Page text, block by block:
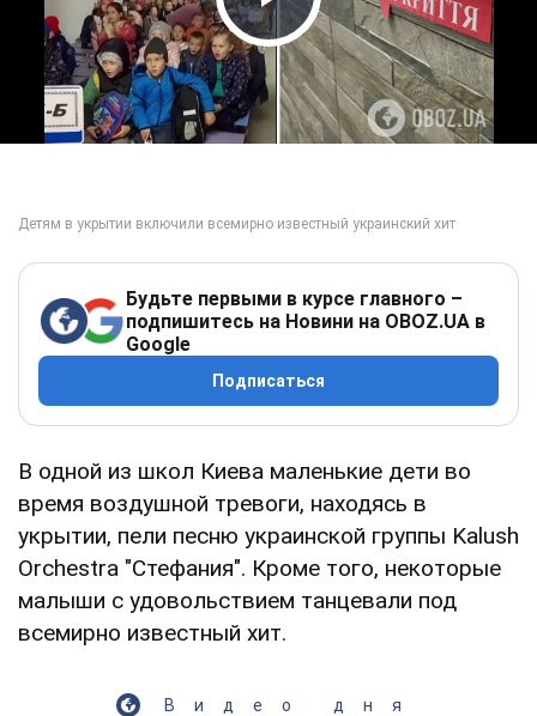
Play Video
Будьте первыми в курсе главного –
подпишитесь на Новини на OBOZ.UA в
Google
Подписаться
В одной из школ Киева маленькие дети во
время воздушной тревоги, находясь в
укрытии, пели песню украинской группы Kalush
Orchestra "Стефания". Кроме того, некоторые
малыши с удовольствием танцевали под
всемирно известный хит.
Видео дня